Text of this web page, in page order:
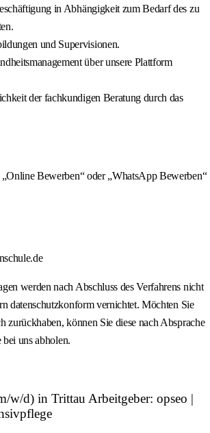
in Abhängigkeit zum Bedarf des zu
und Supervisionen.
über unsere Plattform
der fachkundigen Beratung durch das
Bewerben“ oder „WhatsApp Bewerben“
werden nach Abschluss des Verfahrens nicht
datenschutzkonform vernichtet. Möchten Sie
zurückhaben, können Sie diese nach Absprache
bei uns abholen.
w/d) in Trittau Arbeitgeber: opseo |